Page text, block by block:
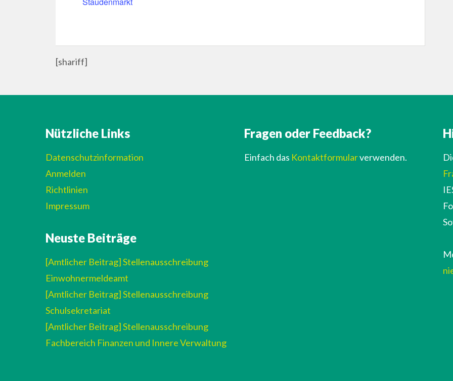
[shariff]
Nützliche Links
Datenschutzinformation
Anmelden
Richtlinien
Impressum
Neuste Beiträge
[Amtlicher Beitrag] Stellenausschreibung
Einwohnermeldeamt
[Amtlicher Beitrag] Stellenausschreibung
Schulsekretariat
[Amtlicher Beitrag] Stellenausschreibung
Fachbereich Finanzen und Innere Verwaltung
Fragen oder Feedback?
Einfach das Kontaktformularverwenden.